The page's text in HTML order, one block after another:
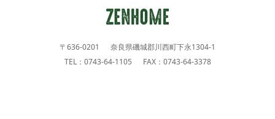
〒636-0201 奈良県磯城郡川西町下永1304-1
TEL：0743-64-1105 FAX：0743-64-3378